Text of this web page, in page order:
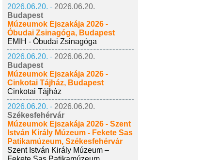
2026.06.20. - 2026.06.20.
Budapest
Múzeumok Éjszakája 2026 -
Óbudai Zsinagóga, Budapest
EMIH - Óbudai Zsinagóga
2026.06.20. - 2026.06.20.
Budapest
Múzeumok Éjszakája 2026 -
Cinkotai Tájház, Budapest
Cinkotai Tájház
2026.06.20. - 2026.06.20.
Székesfehérvár
Múzeumok Éjszakája 2026 - Szent
István Király Múzeum - Fekete Sas
Patikamúzeum, Székesfehérvár
Szent István Király Múzeum –